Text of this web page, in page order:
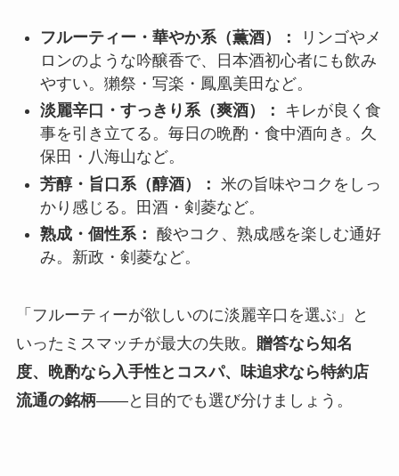
フルーティー・華やか系（薫酒）：
リンゴやメ
ロンのような吟醸香で、日本酒初心者にも飲み
やすい。獺祭・写楽・鳳凰美田など。
淡麗辛口・すっきり系（爽酒）：
キレが良く食
事を引き立てる。毎日の晩酌・食中酒向き。久
保田・八海山など。
芳醇・旨口系（醇酒）： 米の旨味やコクをしっ
かり感じる。田酒・剣菱など。
熟成・個性系： 酸やコク、熟成感を楽しむ通好
み。新政・剣菱など。
「フルーティーが欲しいのに淡麗辛口を選ぶ」と
いったミスマッチが最大の失敗。 贈答なら知名
度、晩酌なら入手性とコスパ、味追求なら特約店
流通の銘柄——と目的でも選び分けましょう。